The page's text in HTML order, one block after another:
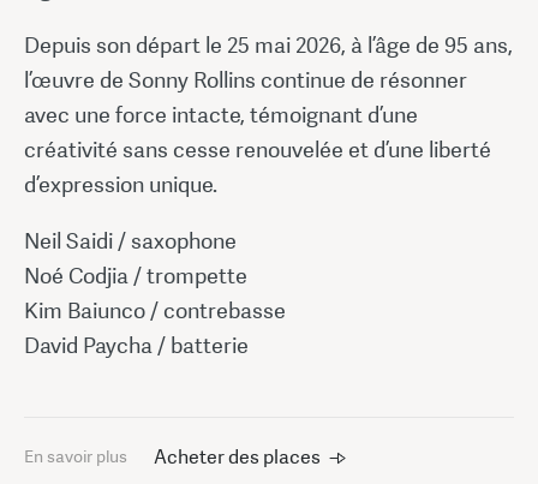
Depuis son départ le 25 mai 2026, à l’âge de 95 ans,
l’œuvre de Sonny Rollins continue de résonner
avec une force intacte, témoignant d’une
créativité sans cesse renouvelée et d’une liberté
d’expression unique.
Neil Saidi / saxophone
Noé Codjia / trompette
Kim Baiunco / contrebasse
David Paycha / batterie
En savoir plus Acheter des places